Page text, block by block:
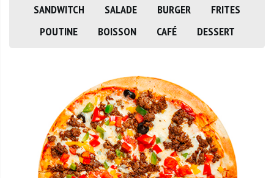
SANDWITCH
SALADE BURGER
FRITES
POUTINE
BOISSON CAFÉ DESSERT